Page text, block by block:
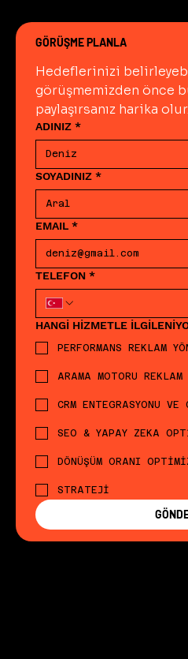
GÖRÜŞME PLANLA
Hedeflerinizi
görüşmemizden önce
paylaşırsanız harika olur.
ADINIZ *
SOYADINIZ *
EMAIL *
TELEFON *
HANGİ HİZMETLE
PERFORMANS REKLAM
ARAMA MOTORU
CRM ENTEGRASYONU VE
SEO & YAPAY ZEKA
DÖNÜŞÜM ORANI
STRATEJİ